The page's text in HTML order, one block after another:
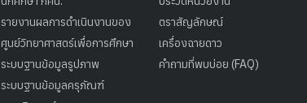
รายงานผลการดำเนินงานของ
ศูนย์วิทยาศาสตร์เพื่อการศึกษา
ระบบฐานข้อมูลรูปภาพ
ระบบฐานข้อมูลครุภัณฑ์
ตราสัญลักษณ์
เครื่องฉายดาว
คำถามที่พบบ่อย (FAQ)